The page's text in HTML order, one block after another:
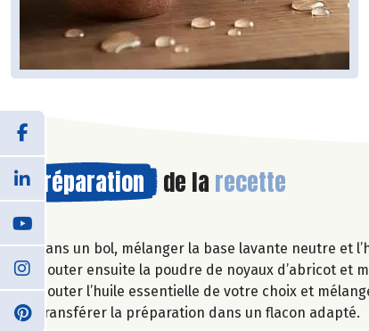
Préparation de la recette
Dans un bol, mélanger la base lavante neutre et
Ajouter ensuite la poudre de noyaux d’abricot et
Ajouter l’huile essentielle de votre choix et
Transférer la préparation dans un flacon adapté.